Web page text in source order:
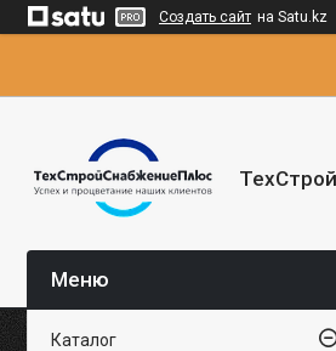
Создать сайт на Satu.kz
Каталог